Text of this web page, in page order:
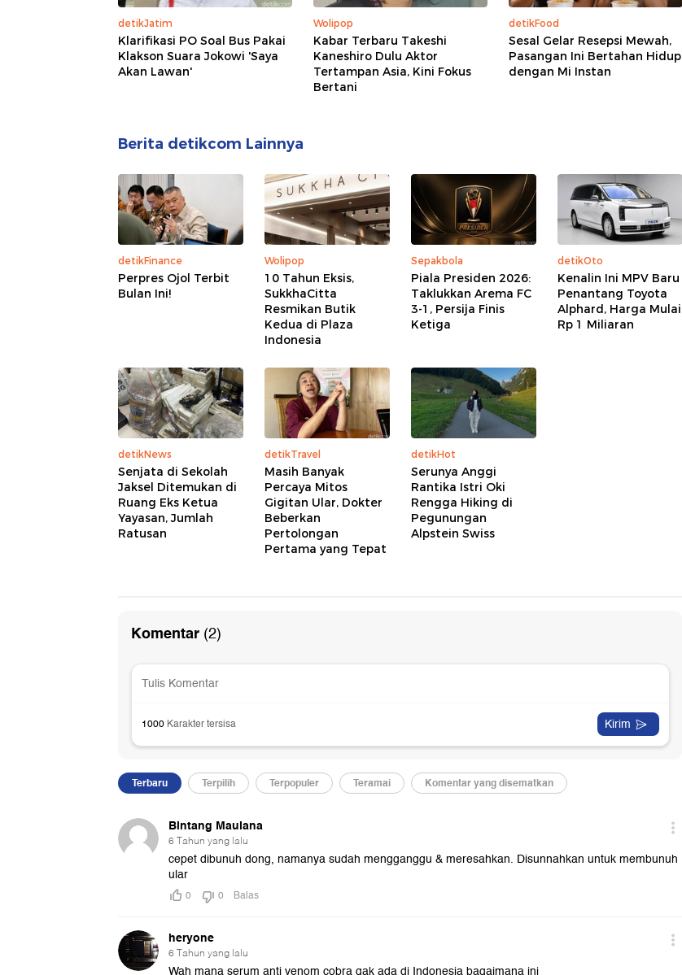
detikJatim
Klarifikasi PO Soal Bus Pakai
Klakson Suara Jokowi 'Saya
Akan Lawan'
Wolipop
Kabar Terbaru Takeshi
Kaneshiro Dulu Aktor
Tertampan Asia, Kini Fokus
Bertani
detikFood
Sesal Gelar Resepsi Mewah,
Pasangan Ini Bertahan Hidup
dengan Mi Instan
Berita detikcom Lainnya
detikFinance
Perpres Ojol Terbit
Bulan Ini!
Wolipop
10 Tahun Eksis,
SukkhaCitta
Resmikan Butik
Kedua di Plaza
Indonesia
Sepakbola
Piala Presiden 2026:
Taklukkan Arema FC
3-1, Persija Finis
Ketiga
detikOto
Kenalin Ini MPV Baru
Penantang Toyota
Alphard, Harga Mulai
Rp 1 Miliaran
detikNews
Senjata di Sekolah
Jaksel Ditemukan di
Ruang Eks Ketua
Yayasan, Jumlah
Ratusan
detikTravel
Masih Banyak
Percaya Mitos
Gigitan Ular, Dokter
Beberkan
Pertolongan
Pertama yang Tepat
detikHot
Serunya Anggi
Rantika Istri Oki
Rengga Hiking di
Pegunungan
Alpstein Swiss